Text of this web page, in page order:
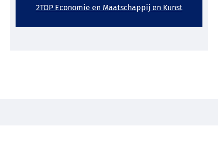
2TOP Economie en Maatschappij en Kunst